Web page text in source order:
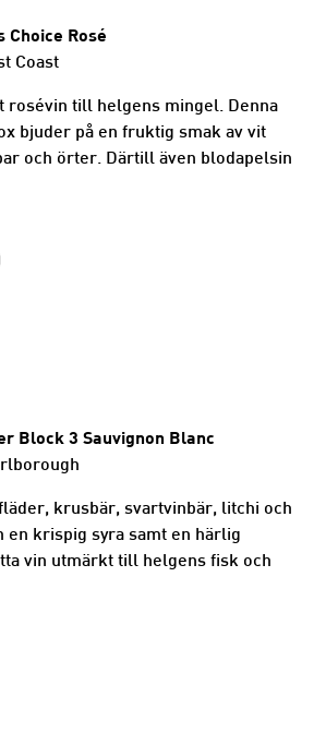
Choice Rosé
Coast
rosévin till helgens mingel. Denna
bjuder på en fruktig smak av vit
och örter. Därtill även blodapelsin
Block 3 Sauvignon Blanc
krusbär, svartvinbär, litchi och
en krispig syra samt en härlig
vin utmärkt till helgens fisk och